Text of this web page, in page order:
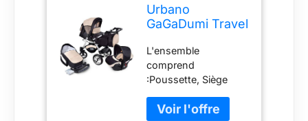
Urbano
GaGaDumi Travel
Poussette 3 en 1,
Trio, Siège-Auto
avec tous les
accessoires,
20% SALE (U3-
L'ensemble
comprend
:Poussette, Siège
couchage, Sac à